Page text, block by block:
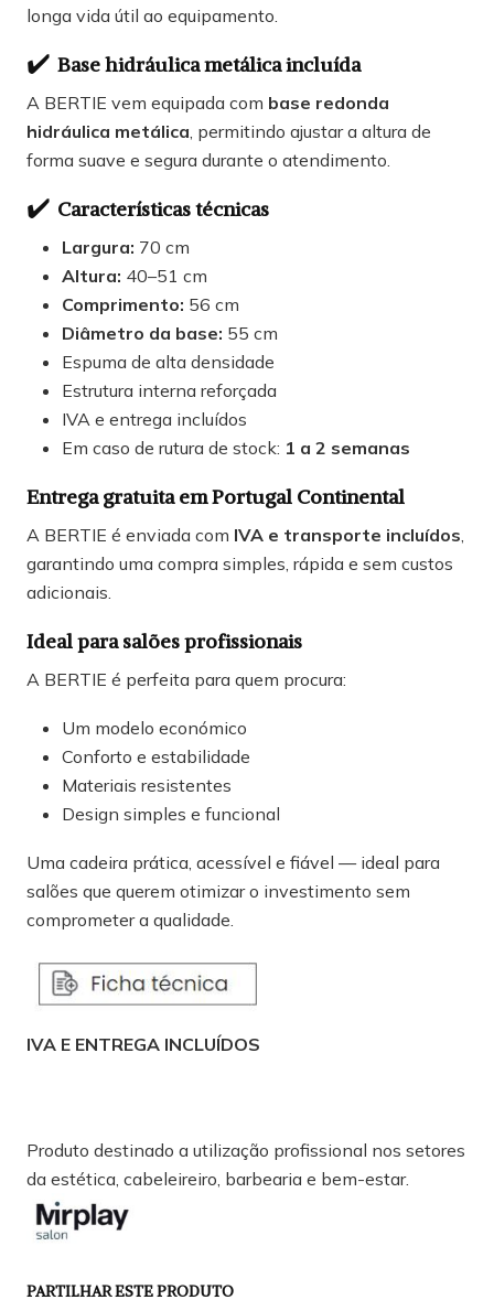
longa vida útil ao equipamento.
✔️ Base hidráulica metálica incluída
A BERTIE vem equipada com base redonda
hidráulica metálica, permitindo ajustar a altura de
forma suave e segura durante o atendimento.
✔️ Características técnicas
Largura: 70 cm
Altura: 40–51 cm
Comprimento: 56 cm
Diâmetro da base: 55 cm
Espuma de alta densidade
Estrutura interna reforçada
IVA e entrega incluídos
Em caso de rutura de stock: 1 a 2 semanas
Entrega gratuita em Portugal Continental
A BERTIE é enviada com IVA e transporte incluídos,
garantindo uma compra simples, rápida e sem custos
adicionais.
Ideal para salões profissionais
A BERTIE é perfeita para quem procura:
Um modelo económico
Conforto e estabilidade
Materiais resistentes
Design simples e funcional
Uma cadeira prática, acessível e fiável — ideal para
salões que querem otimizar o investimento sem
comprometer a qualidade.
IVA E ENTREGA INCLUÍDOS
Produto destinado a utilização profissional nos setores
da estética, cabeleireiro, barbearia e bem-estar.
PARTILHAR ESTE PRODUTO